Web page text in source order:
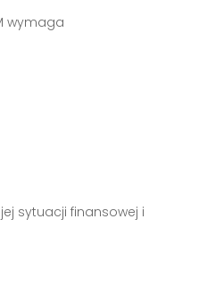
wymaga
sytuacji finansowej i